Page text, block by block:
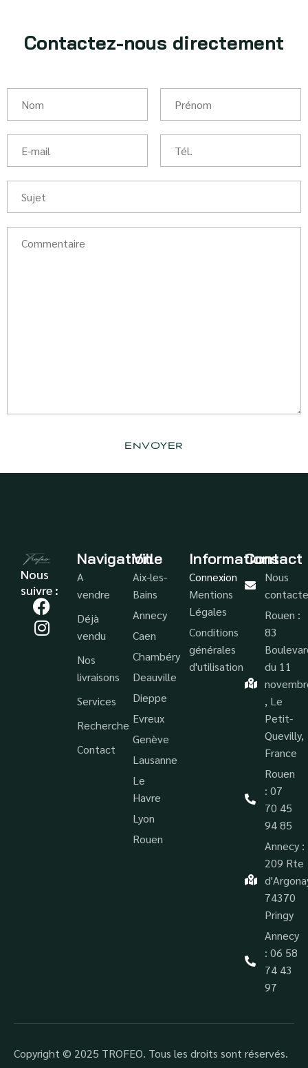
Contactez-nous directement
Nous
suivre :
Navigation
A
vendre
Déjà
vendu
Nos
livraisons
Services
Recherche
Contact
Ville
Aix-les-
Bains
Annecy
Caen
Chambéry
Deauville
Dieppe
Evreux
Genève
Lausanne
Le
Havre
Lyon
Rouen
Informations
Connexion
Mentions
Légales
Conditions
générales
d'utilisation
Contact
Nous
Rouen :
83
du 11
, Le
Petit-
Quevilly,
France
Rouen
: 07
70 45
94 85
Annecy :
209 Rte
74370
Pringy
Annecy
: 06 58
74 43
97
Copyright © 2025 TROFEO. Tous les droits sont réservés.